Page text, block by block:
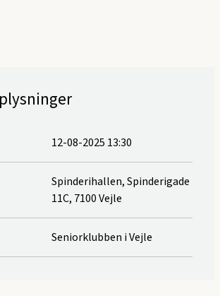
12-08-2025 13:30
Spinderihallen, Spinderigade
11C, 7100 Vejle
Seniorklubben i Vejle